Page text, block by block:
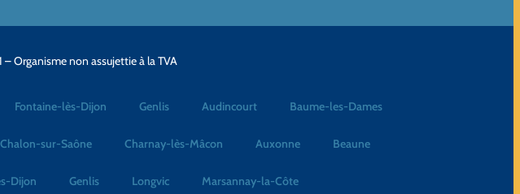
Organisme non assujettie à la TVA
Fontaine-lès-Dijon Genlis Audincourt Baume-les-Dames
Chalon-sur-Saône Charnay-lès-Mâcon Auxonne Beaune
Dijon Genlis Longvic Marsannay-la-Côte